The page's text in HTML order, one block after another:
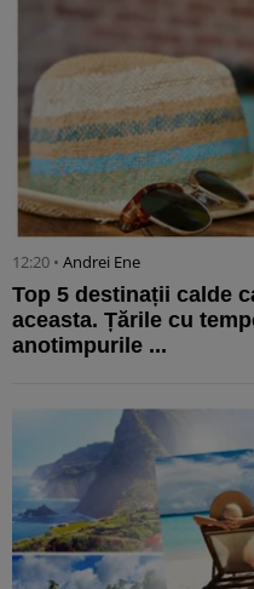
12:20 • Andrei Ene
Top 5 destinații calde
aceasta. Țările cu
anotimpurile ...